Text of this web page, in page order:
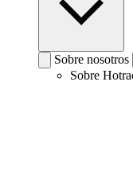
Sobre nosotros
Sobre